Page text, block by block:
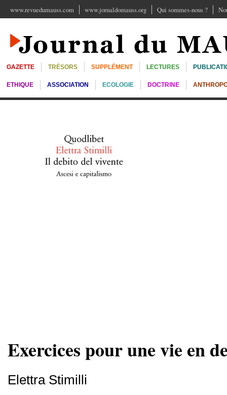
www.revuedumauss.com www.jornaldomauss.org Qui sommes-nous ?
GAZETTE TRÉSORS SUPPLÉMENT LECTURES
ETHIQUE ASSOCIATION ECOLOGIE DOCTRINE
Exercices pour une vie en
Elettra Stimilli